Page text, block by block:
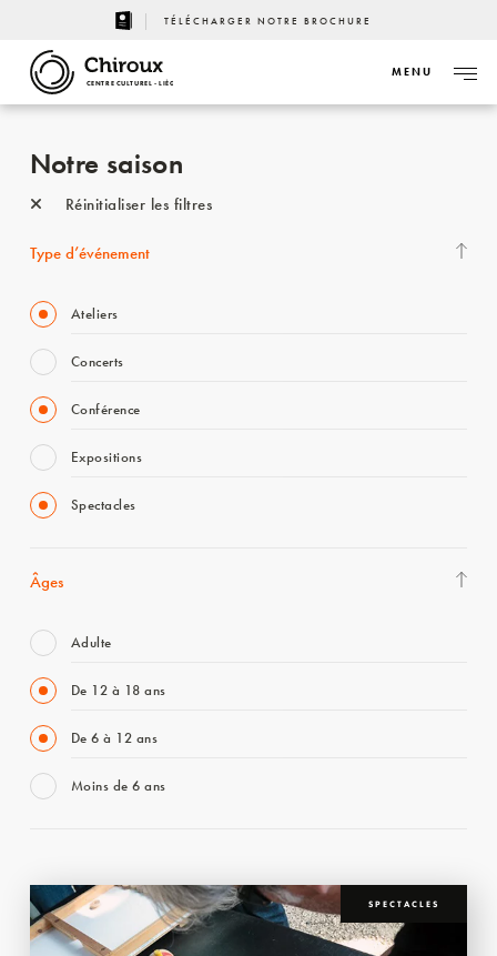
TÉLÉCHARGER NOTRE BROCHURE
CENTRE CULTUREL - LIÈGE
MENU
Notre saison
Réinitialiser les filtres
Type d’événement
Ateliers
Concerts
Conférence
Expositions
Spectacles
Âges
Adulte
De 12 à 18 ans
De 6 à 12 ans
Moins de 6 ans
SPECTACLES